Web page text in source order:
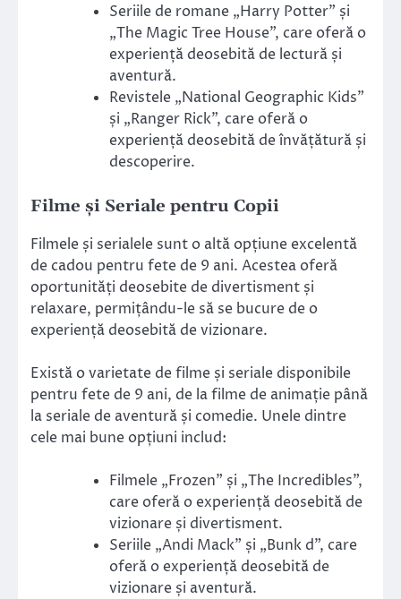
Seriile de romane „Harry Potter” și
„The Magic Tree House”, care oferă o
experiență deosebită de lectură și
aventură.
Revistele „National Geographic Kids”
și „Ranger Rick”, care oferă o
experiență deosebită de învățătură și
descoperire.
Filme și Seriale pentru Copii
Filmele și serialele sunt o altă opțiune excelentă
de cadou pentru fete de 9 ani. Acestea oferă
oportunități deosebite de divertisment și
relaxare, permițându-le să se bucure de o
experiență deosebită de vizionare.
Există o varietate de filme și seriale disponibile
pentru fete de 9 ani, de la filme de animație până
la seriale de aventură și comedie. Unele dintre
cele mai bune opțiuni includ:
Filmele „Frozen” și „The Incredibles”,
care oferă o experiență deosebită de
vizionare și divertisment.
Seriile „Andi Mack” și „Bunk d”, care
oferă o experiență deosebită de
vizionare și aventură.